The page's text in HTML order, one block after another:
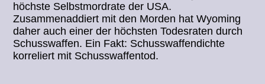
höchste Selbstmordrate der USA.
Zusammenaddiert mit den Morden hat Wyoming
daher auch einer der höchsten Todesraten durch
Schusswaffen. Ein Fakt: Schusswaffendichte
korreliert mit Schusswaffentod.